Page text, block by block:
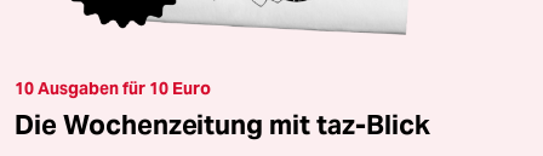
10 Ausgaben für 10 Euro
Die Wochenzeitung mit taz-Blick